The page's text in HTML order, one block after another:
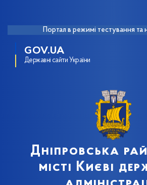
Портал в режимі тестування та
GOV.UA
Державні сайти України
Дніпровська
місті Києві